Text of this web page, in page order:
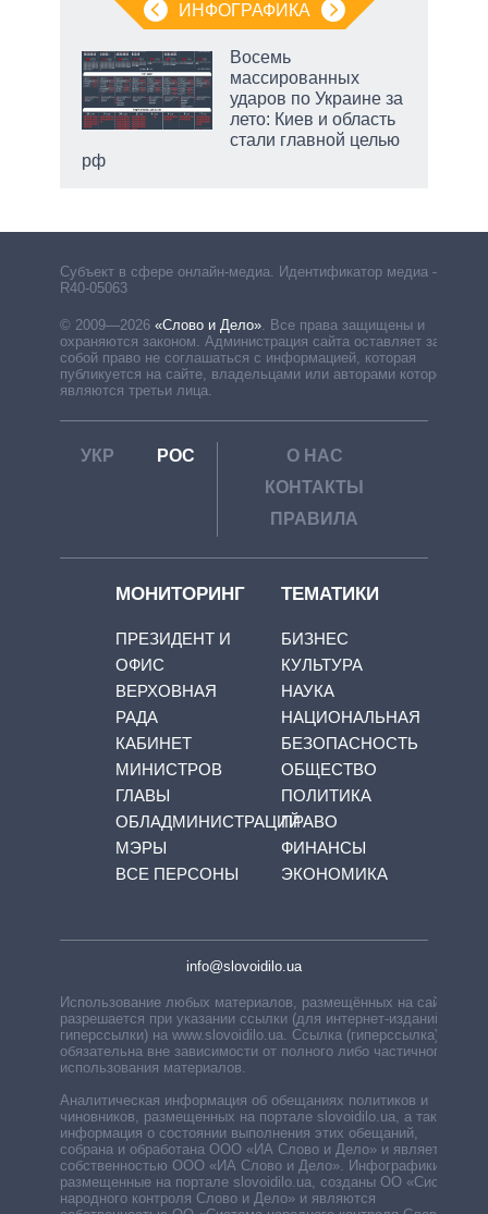
ИНФОГРАФИКА
Восемь
массированных
ударов по Украине за
лето: Киев и область
стали главной целью
рф
Субъект в сфере онлайн-медиа. Идентификатор медиа –
R40-05063
© 2009—2026 «Слово и Дело». Все права защищены и
охраняются законом. Администрация сайта оставляет за
собой право не соглашаться с информацией, которая
публикуется на сайте, владельцами или авторами которой
являются третьи лица.
УКР РОС
О НАС
КОНТАКТЫ
ПРАВИЛА
МОНИТОРИНГ
ПРЕЗИДЕНТ И
ОФИС
ВЕРХОВНАЯ
РАДА
КАБИНЕТ
МИНИСТРОВ
ГЛАВЫ
ОБЛАДМИНИСТРАЦИЙ
МЭРЫ
ВСЕ ПЕРСОНЫ
ТЕМАТИКИ
БИЗНЕС
КУЛЬТУРА
НАУКА
НАЦИОНАЛЬНАЯ
БЕЗОПАСНОСТЬ
ОБЩЕСТВО
ПОЛИТИКА
ПРАВО
ФИНАНСЫ
ЭКОНОМИКА
info@slovoidilo.ua
Использование любых материалов, размещённых на сайте,
разрешается при указании ссылки (для интернет-изданий —
гиперссылки) на www.slovoidilo.ua. Ссылка (гиперссылка)
обязательна вне зависимости от полного либо частичного
использования материалов.
Аналитическая информация об обещаниях политиков и
чиновников, размещенных на портале slovoidilo.ua, а также
информация о состоянии выполнения этих обещаний,
собрана и обработана ООО «ИА Слово и Дело» и является
собственностью ООО «ИА Слово и Дело». Инфографики,
размещенные на портале slovoidilo.ua, созданы ОО «Система
народного контроля Слово и Дело» и являются